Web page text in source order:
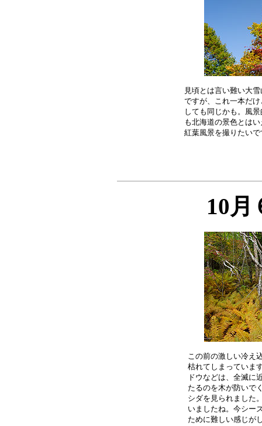
見頃とは言い難い大
ですが、これ一本だ
しても同じかも。風
も北海道の景色とは
10月
この前の激しい冷え
枯れてしまっていま
ドウなどは、全滅に
たるのを木が防いで
シダを見られました
いましたね。今シー
ために難しい感じが